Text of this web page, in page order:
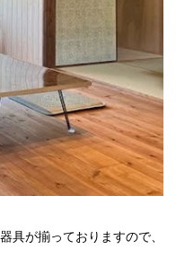
具が揃っておりますので、